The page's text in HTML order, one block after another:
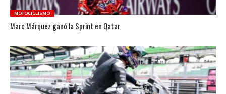
MOTOCICLISMO
Marc Márquez ganó la Sprint en Qatar